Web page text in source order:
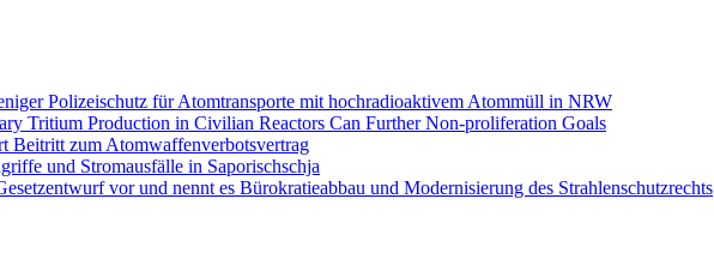
Polizeischutz für Atomtransporte mit hochradioaktivem Atommüll in NRW
Tritium Production in Civilian Reactors Can Further Non-proliferation Goals
Beitritt zum Atomwaffenverbotsvertrag
und Stromausfälle in Saporischschja
vor und nennt es Bürokratieabbau und Modernisierung des Strahlenschutzrechts